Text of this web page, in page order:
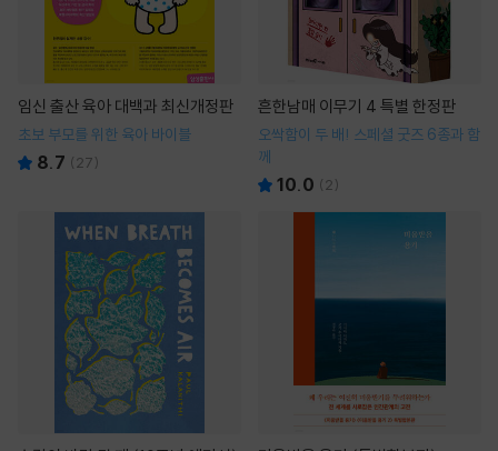
임신 출산 육아 대백과 최신개정판
초보 부모를 위한 육아 바이블
8.7 ( 27)
흔한남매 이무기 4 특별 한정판
오싹함이 두 배! 스페셜 굿즈 6종과 함
께
10.0 ( 2)